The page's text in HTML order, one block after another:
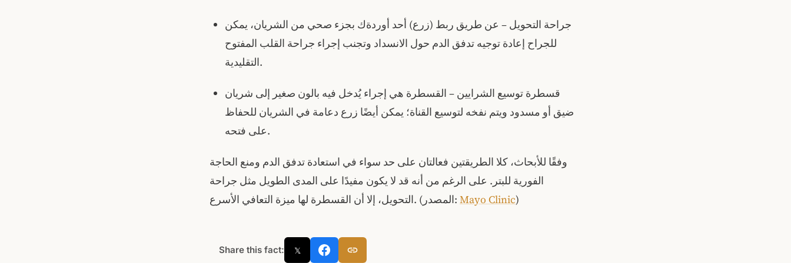
جراحة التحويل – عن طريق ربط (زرع) أحد أوردةك بجزء صحي من الشريان، يمكن
للجراح إعادة توجيه تدفق الدم حول الانسداد وتجنب إجراء جراحة القلب المفتوح
التقليدية.
قسطرة توسيع الشرايين – القسطرة هي إجراء يُدخل فيه بالون صغير إلى شريان
ضيق أو مسدود ويتم نفخه لتوسيع القناة؛ يمكن أيضًا زرع دعامة في الشريان للحفاظ
على فتحه.
وفقًا للأبحاث، كلا الطريقتين فعالتان على حد سواء في استعادة تدفق الدم ومنع الحاجة
الفورية للبتر. على الرغم من أنه قد لا يكون مفيدًا على المدى الطويل مثل جراحة
التحويل، إلا أن القسطرة لها ميزة التعافي الأسرع. (المصدر: Mayo Clinic)
Share this fact: 𝕏